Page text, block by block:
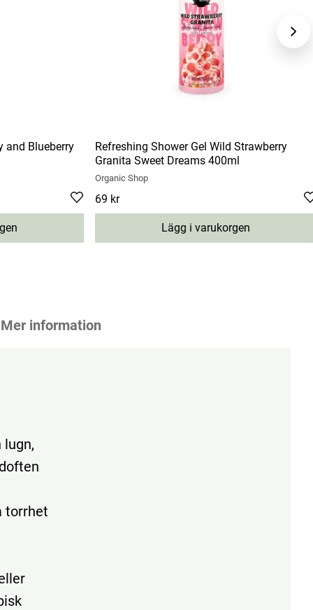
and Blueberry
Refreshing Shower Gel Wild Strawberry
Granita Sweet Dreams 400ml
Organic Shop
Pris:69 kr
69 kr
Lägg i varukorgen
Mer information
lugn,
torrhet